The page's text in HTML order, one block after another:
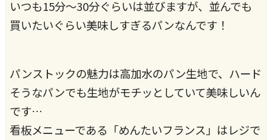
いつも15分〜30分ぐらいは並びますが、並んでも
買いたいぐらい美味しすぎるパンなんです！
パンストックの魅力は高加水のパン生地で、ハード
そうなパンでも生地がモチッとしていて美味しいん
です…
看板メニューである「めんたいフランス」はレジで